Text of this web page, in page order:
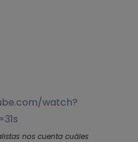
watch?
nos cuenta cuáles